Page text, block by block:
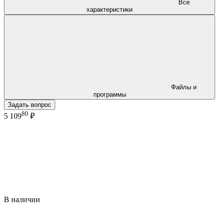
характеристики
программы
Задать вопрос
5 10980 ₽
В наличии